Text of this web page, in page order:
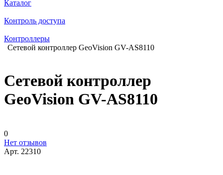
Каталог
Контроль доступа
Контроллеры
Сетевой контроллер GeoVision GV-AS8110
Сетевой контроллер
GeoVision GV-AS8110
0
Нет отзывов
Арт. 22310